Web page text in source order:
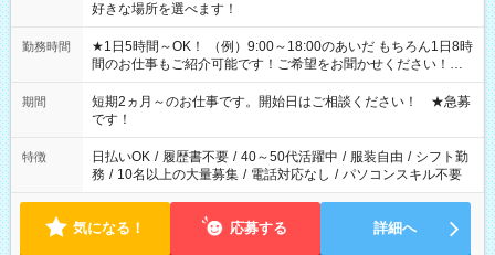
好きな場所を選べます！
勤務時間
★1日5時間～OK！ （例）9:00～18:00のあいだ もちろん1日8時
間のお仕事もご紹介可能です！ご希望をお聞かせください！★
家庭の都合でお休みが必要な場合も遠慮なくご相談ください。
※週最低15時間以上の勤務が必要です
期間
短期2ヵ月～のお仕事です。開始日はご相談ください！ ★急募
です！
特徴 日払いOK / 履歴書不要 / 40～50代活躍中 / 服装自由 / シフト勤
務 / 10名以上の大量募集 / 電話対応なし / パソコンスキル不要
気になる！ 応募する 詳細へ